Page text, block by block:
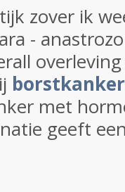
zover ik
-
met
geeft